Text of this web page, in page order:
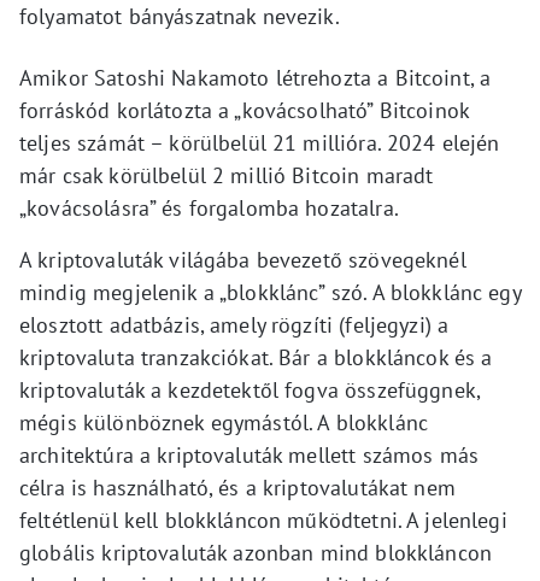
folyamatot bányászatnak nevezik.
Amikor Satoshi Nakamoto létrehozta a Bitcoint, a
forráskód korlátozta a „kovácsolható” Bitcoinok
teljes számát – körülbelül 21 millióra. 2024 elején
már csak körülbelül 2 millió Bitcoin maradt
„kovácsolásra” és forgalomba hozatalra.
A kriptovaluták világába bevezető szövegeknél
mindig megjelenik a „blokklánc” szó. A blokklánc egy
elosztott adatbázis, amely rögzíti (feljegyzi) a
kriptovaluta tranzakciókat. Bár a blokkláncok és a
kriptovaluták a kezdetektől fogva összefüggnek,
mégis különböznek egymástól. A blokklánc
architektúra a kriptovaluták mellett számos más
célra is használható, és a kriptovalutákat nem
feltétlenül kell blokkláncon működtetni. A jelenlegi
globális kriptovaluták azonban mind blokkláncon